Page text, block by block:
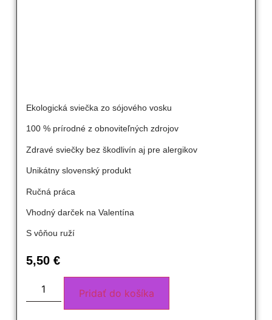
Ekologická sviečka zo sójového vosku
100 % prírodné z obnoviteľných zdrojov
Zdravé sviečky bez škodlivín aj pre alergikov
Unikátny slovenský produkt
Ručná práca
Vhodný darček na Valentína
S vôňou ruží
5,50 €
Pridať do košíka